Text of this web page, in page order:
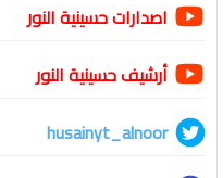
اصدارات حسينية النور
أرشيف حسينية النور
husainyt_alnoor